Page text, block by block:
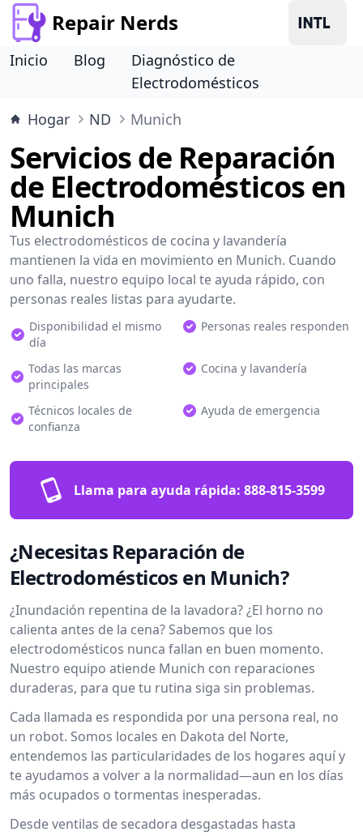
Repair Nerds
Inicio Blog
Diagnóstico de
Electrodomésticos
Hogar
ND Munich
Servicios de Reparación
de Electrodomésticos en
Munich
Tus electrodomésticos de cocina y lavandería
mantienen la vida en movimiento en Munich. Cuando
uno falla, nuestro equipo local te ayuda rápido, con
personas reales listas para ayudarte.
Disponibilidad el mismo
día
Personas reales responden
Todas las marcas
principales
Cocina y lavandería
Técnicos locales de
confianza
Ayuda de emergencia
Llama para ayuda rápida: 888-815-3599
¿Necesitas Reparación de
Electrodomésticos en Munich?
¿Inundación repentina de la lavadora? ¿El horno no
calienta antes de la cena? Sabemos que los
electrodomésticos nunca fallan en buen momento.
Nuestro equipo atiende Munich con reparaciones
duraderas, para que tu rutina siga sin problemas.
Cada llamada es respondida por una persona real, no
un robot. Somos locales en Dakota del Norte,
entendemos las particularidades de los hogares aquí y
te ayudamos a volver a la normalidad—aun en los días
más ocupados o tormentas inesperadas.
Desde ventilas de secadora desgastadas hasta